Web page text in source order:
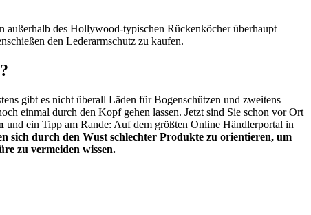
des Hollywood-typischen Rückenköcher überhaupt
den Lederarmschutz zu kaufen.
gibt es nicht überall Läden für Bogenschützen und zweitens
einmal durch den Kopf gehen lassen. Jetzt sind Sie schon vor Ort
und ein Tipp am Rande: Auf dem größten Online Händlerportal in
sich durch den Wust schlechter Produkte zu orientieren, um
zu vermeiden wissen.